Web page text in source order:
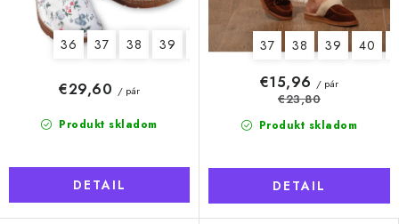
36 37 38 39 41
Produkt skladom
€29,60 / pár
DETAIL
37 38 39 40
Produkt skladom
€15,96 / pár
€23,80
DETAIL